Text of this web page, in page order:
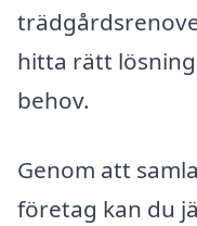
hitta rätt
behov.
Genom att
företag kan du